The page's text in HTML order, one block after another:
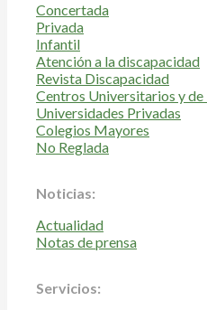
Concertada
Privada
Infantil
Atención a la discapacidad
Revista Discapacidad
Centros Universitarios y
Universidades Privadas
Colegios Mayores
No Reglada
Noticias:
Actualidad
Notas de prensa
Servicios: